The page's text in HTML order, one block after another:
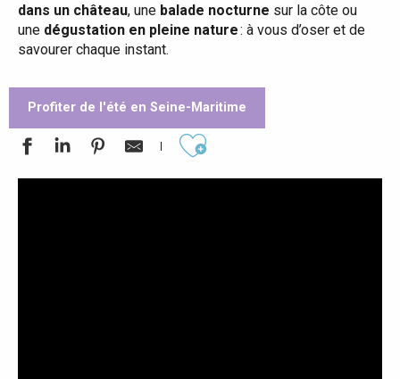
dans un château, une balade nocturne sur la côte ou
une dégustation en pleine nature: à vous d’oser et de
savourer chaque instant.
Profiter de l'été en Seine-Maritime
Ajouter aux favoris